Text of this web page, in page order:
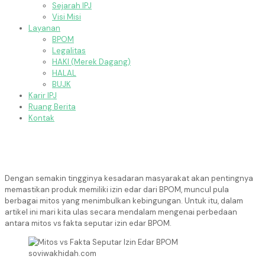
Sejarah IPJ
Visi Misi
Layanan
BPOM
Legalitas
HAKI (Merek Dagang)
HALAL
BUJK
Karir IPJ
Ruang Berita
Kontak
Dengan semakin tingginya kesadaran masyarakat akan pentingnya
memastikan produk memiliki izin edar dari BPOM, muncul pula
berbagai mitos yang menimbulkan kebingungan. Untuk itu, dalam
artikel ini mari kita ulas secara mendalam mengenai perbedaan
antara mitos vs fakta seputar izin edar BPOM.
soviwakhidah.com